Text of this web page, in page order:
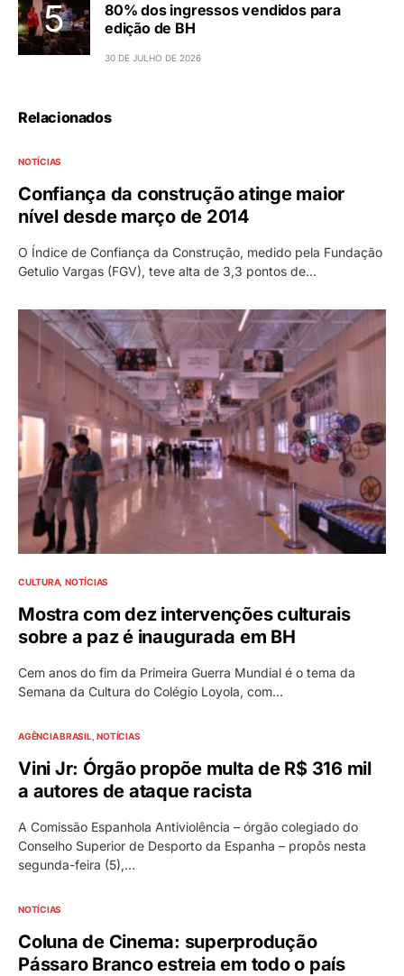
80% dos ingressos vendidos para
edição de BH
30 DE JULHO DE 2026
Relacionados
NOTÍCIAS
Confiança da construção atinge maior
nível desde março de 2014
O Índice de Confiança da Construção, medido pela Fundação
Getulio Vargas (FGV), teve alta de 3,3 pontos de…
CULTURA NOTÍCIAS
Mostra com dez intervenções culturais
sobre a paz é inaugurada em BH
Cem anos do fim da Primeira Guerra Mundial é o tema da
Semana da Cultura do Colégio Loyola, com…
AGÊNCIA BRASIL NOTÍCIAS
Vini Jr: Órgão propõe multa de R$ 316 mil
a autores de ataque racista
A Comissão Espanhola Antiviolência – órgão colegiado do
Conselho Superior de Desporto da Espanha – propôs nesta
segunda-feira (5),…
NOTÍCIAS
Coluna de Cinema: superprodução
Pássaro Branco estreia em todo o país